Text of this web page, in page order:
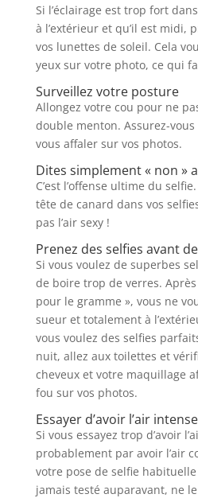
Si l’éclairage est trop fort
à l’extérieur et qu’il est midi,
vos lunettes de soleil. Cela
yeux sur votre photo, ce qui
Surveillez votre posture
Allongez votre cou pour ne
double menton. Assurez-
vous affaler sur vos photos.
Dites simplement « non »
C’est l’offense ultime du
tête de canard dans vos
pas l’air sexy !
Prenez des selfies avant
Si vous voulez de superbes
de boire trop de verres.
pour le gramme », vous ne
sueur et totalement à
vous voulez des selfies
nuit, allez aux toilettes et
cheveux et votre maquillage
fou sur vos photos.
Essayer d’avoir l’air
Si vous essayez trop d’avoir
probablement par avoir l’air
votre pose de selfie habituelle
jamais testé auparavant, ne